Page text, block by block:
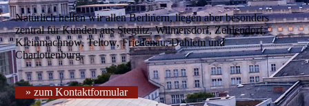
Natürlich helfen wir allen Berlinern, liegen aber besonders
zentral für Kunden aus Steglitz, Wilmersdorf, Zehlendorf,
Kleinmachnow, Teltow, Friedenau, Dahlem und
Charlottenburg.
» zum Kontaktformular